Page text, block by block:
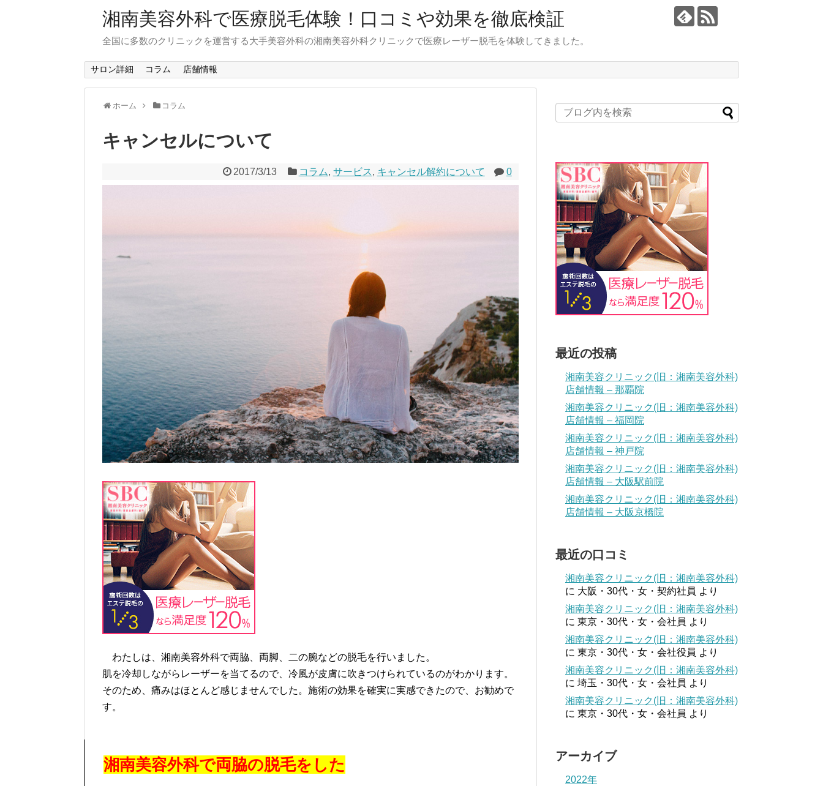
湘南美容外科で医療脱毛体験！口コミや効果を徹底検証
全国に多数のクリニックを運営する大手美容外科の湘南美容外科クリニックで医療レーザー脱毛を体験してきました。
サロン詳細 コラム 店舗情報
ホーム コラム
キャンセルについて
2017/3/13 コラム, サービス, キャンセル解約について 0
わたしは、湘南美容外科で両脇、両脚、二の腕などの脱毛を行いました。
肌を冷却しながらレーザーを当てるので、冷風が皮膚に吹きつけられているのがわかります。
そのため、痛みはほとんど感じませんでした。施術の効果を確実に実感できたので、お勧めで
す。
湘南美容外科で両脇の脱毛をした
最近の投稿
湘南美容クリニック(旧：湘南美容外科)
店舗情報 – 那覇院
湘南美容クリニック(旧：湘南美容外科)
店舗情報 – 福岡院
湘南美容クリニック(旧：湘南美容外科)
店舗情報 – 神戸院
湘南美容クリニック(旧：湘南美容外科)
店舗情報 – 大阪駅前院
湘南美容クリニック(旧：湘南美容外科)
店舗情報 – 大阪京橋院
最近の口コミ
湘南美容クリニック(旧：湘南美容外科)
に 大阪・30代・女・契約社員 より
湘南美容クリニック(旧：湘南美容外科)
に 東京・30代・女・会社員 より
湘南美容クリニック(旧：湘南美容外科)
に 東京・30代・女・会社役員 より
湘南美容クリニック(旧：湘南美容外科)
に 埼玉・30代・女・会社員 より
湘南美容クリニック(旧：湘南美容外科)
に 東京・30代・女・会社員 より
アーカイブ
2022年